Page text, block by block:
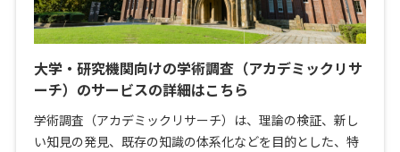
大学・研究機関向けの学術調査（アカデミックリサ
ーチ）のサービスの詳細はこちら
学術調査（アカデミックリサーチ）は、理論の検証、新し
い知見の発見、既存の知識の体系化などを目的とした、特